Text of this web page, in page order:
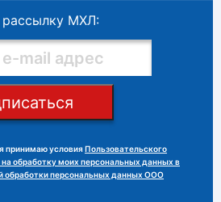
МХЛ:
принимаю условия Пользовательского
обработку моих персональных данных в
обработки персональных данных ООО